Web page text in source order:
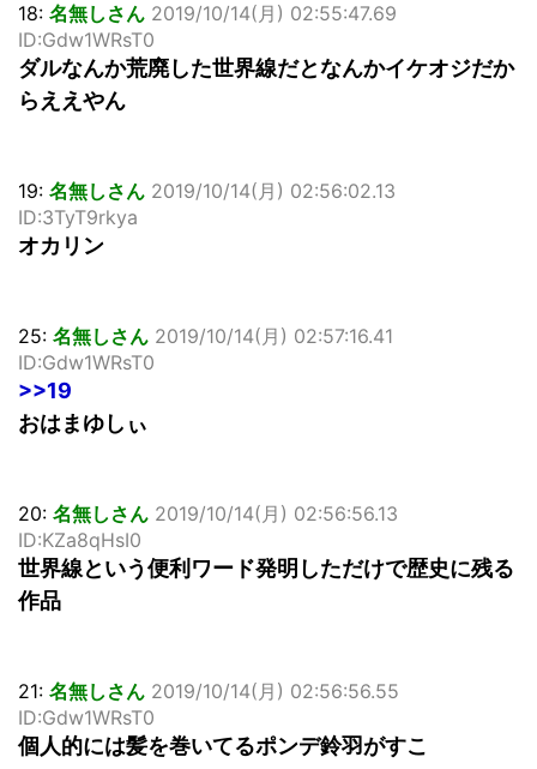
18: 名無しさん 2019/10/14(月) 02:55:47.69
ID:Gdw1WRsT0
ダルなんか荒廃した世界線だとなんかイケオジだか
らええやん
19: 名無しさん 2019/10/14(月) 02:56:02.13
ID:3TyT9rkya
オカリン
25: 名無しさん 2019/10/14(月) 02:57:16.41
ID:Gdw1WRsT0
>>19
おはまゆしぃ
20: 名無しさん 2019/10/14(月) 02:56:56.13
ID:KZa8qHsI0
世界線という便利ワード発明しただけで歴史に残る
作品
21: 名無しさん 2019/10/14(月) 02:56:56.55
ID:Gdw1WRsT0
個人的には髪を巻いてるポンデ鈴羽がすこ